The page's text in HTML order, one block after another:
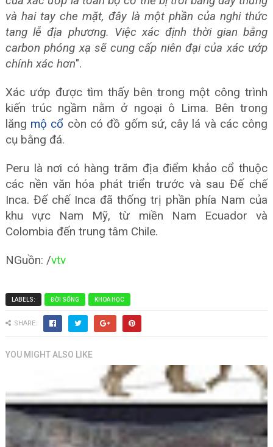
và hai tay che mặt, đây là một phần của nghi thức
tang lễ địa phương. Việc xác định thời gian bằng
carbon phóng xạ sẽ cung cấp niên đại của xác ướp
chính xác hơn".
Xác ướp được tìm thấy bên trong một công trình
kiến ​​trúc ngầm nằm ở ngoại ô Lima. Bên trong
lăng mộ cổ còn có đồ gốm sứ, cây lá và các công
cụ bằng đá.
Peru là nơi có hàng trăm địa điểm khảo cổ thuộc
các nền văn hóa phát triển trước và sau Đế chế
Inca. Đế chế Inca đã thống trị phần phía Nam của
khu vực Nam Mỹ, từ miền Nam Ecuador và
Colombia đến trung tâm Chile.
NGuồn: /vtv
LABELS: ĐỜI SỐNG KHOA HỌC
SHARE:
YOU MIGHT ALSO LIKE